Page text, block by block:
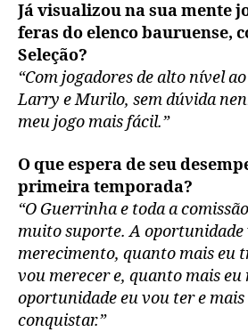
Já visualizou na sua mente
feras do elenco bauruense,
Seleção?
“Com jogadores de alto nível
Larry e Murilo, sem dúvida
meu jogo mais fácil.”
O que espera de seu
primeira temporada?
“O Guerrinha e toda a
muito suporte. A oportunidade
merecimento, quanto mais eu
vou merecer e, quanto mais eu
oportunidade eu vou ter e mais
conquistar.”